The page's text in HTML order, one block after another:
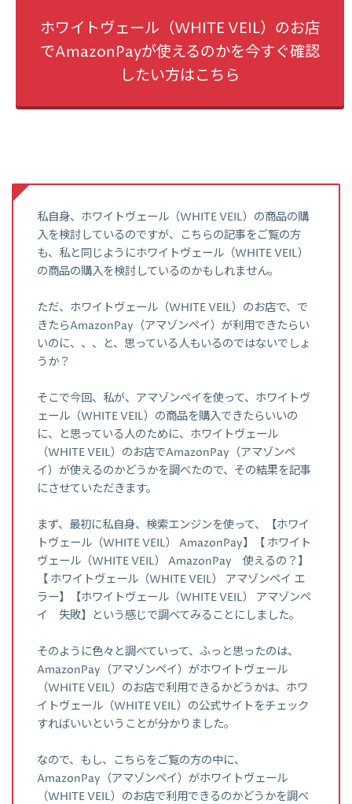
ホワイトヴェール（WHITE VEIL）のお店
でAmazonPayが使えるのかを今すぐ確認
したい方はこちら
私自身、ホワイトヴェール（WHITE VEIL）の商品の購
入を検討しているのですが、こちらの記事をご覧の方
も、私と同じようにホワイトヴェール（WHITE VEIL）
の商品の購入を検討しているのかもしれません。
ただ、ホワイトヴェール（WHITE VEIL）のお店で、で
きたらAmazonPay（アマゾンペイ）が利用できたらい
いのに、、、と、思っている人もいるのではないでしょ
うか？
そこで今回、私が、アマゾンペイを使って、ホワイトヴ
ェール（WHITE VEIL）の商品を購入できたらいいの
に、と思っている人のために、ホワイトヴェール
（WHITE VEIL）のお店でAmazonPay（アマゾンペ
イ）が使えるのかどうかを調べたので、その結果を記事
にさせていただきます。
まず、最初に私自身、検索エンジンを使って、【ホワイ
トヴェール（WHITE VEIL） AmazonPay】【 ホワイト
ヴェール（WHITE VEIL） AmazonPay 使えるの？】
【 ホワイトヴェール（WHITE VEIL） アマゾンペイ エ
ラー】【ホワイトヴェール（WHITE VEIL） アマゾンペ
イ 失敗】という感じで調べてみることにしました。
そのように色々と調べていって、ふっと思ったのは、
AmazonPay（アマゾンペイ）がホワイトヴェール
（WHITE VEIL）のお店で利用できるかどうかは、ホワ
イトヴェール（WHITE VEIL）の公式サイトをチェック
すればいいということが分かりました。
なので、もし、こちらをご覧の方の中に、
AmazonPay（アマゾンペイ）がホワイトヴェール
（WHITE VEIL）のお店で利用できるのかどうかを調べ